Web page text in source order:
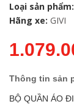
Loại sản phẩm:
Hãng xe: GIVI
Thông tin sản
BỘ QUẦN ÁO